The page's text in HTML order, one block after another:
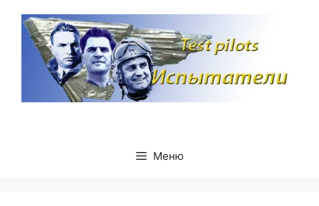
содержимому
Меню